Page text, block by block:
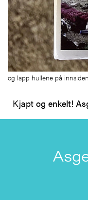
og lapp hullene på
Kjapt og enkelt!